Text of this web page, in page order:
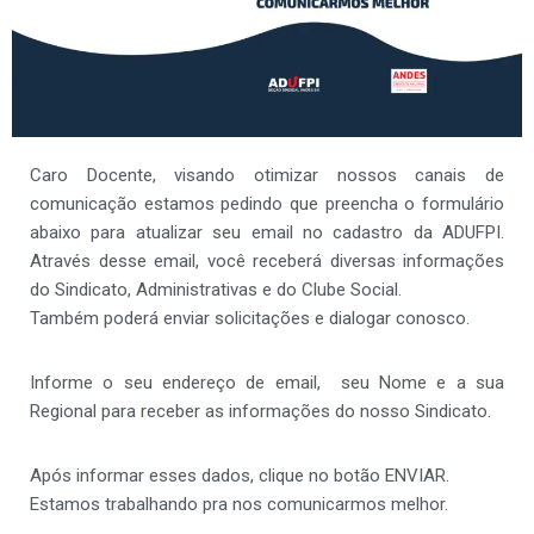
Caro Docente, visando otimizar nossos canais de
comunicação estamos pedindo que preencha o formulário
abaixo para atualizar seu email no cadastro da ADUFPI.
Através desse email, você receberá diversas informações
do Sindicato, Administrativas e do Clube Social.
Também poderá enviar solicitações e dialogar conosco.
Informe o seu endereço de email, seu Nome e a sua
Regional para receber as informações do nosso Sindicato.
Após informar esses dados, clique no botão ENVIAR.
Estamos trabalhando pra nos comunicarmos melhor.